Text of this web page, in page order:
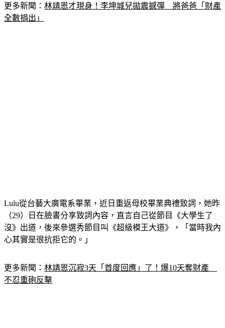
更多新聞： 林靖恩才現身！李坤城兒拋震撼彈　將爸爸「財產
全數捐出」
Lulu從台藝大廣電系畢業，近日重返母校畢業典禮致詞，她昨
（29）日在臉書分享致詞內容，直言自己從節目《大學生了
沒》出道，後來參選秀節目叫《超級模王大道》，「當時我內
心其實是很抗拒它的。」
更多新聞： 林靖恩沉寂3天「首度回應」了！爆10天奪財產
不忍重砲反擊